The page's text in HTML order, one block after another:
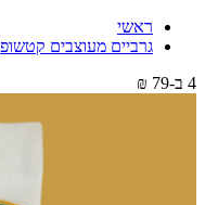
ראשי
גרביים מעוצבים קטשופ
4 ב-79 ₪